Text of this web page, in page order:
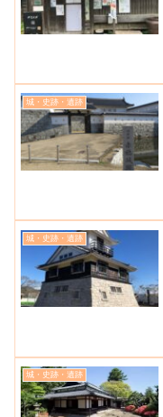
城・史跡・遺跡
城・史跡・遺跡
城・史跡・遺跡